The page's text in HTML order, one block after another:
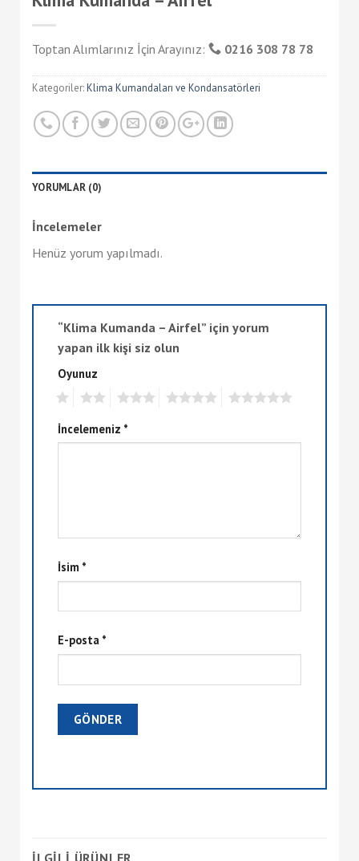
Toptan Alımlarınız İçin Arayınız: 0216 308 78 78
Kategoriler:Klima Kumandaları ve Kondansatörleri
YORUMLAR (0)
İncelemeler
Henüz yorum yapılmadı.
“Klima Kumanda – Airfel” için yorum
yapan ilk kişi siz olun
Oyunuz
İncelemeniz *
İsim *
E-posta *